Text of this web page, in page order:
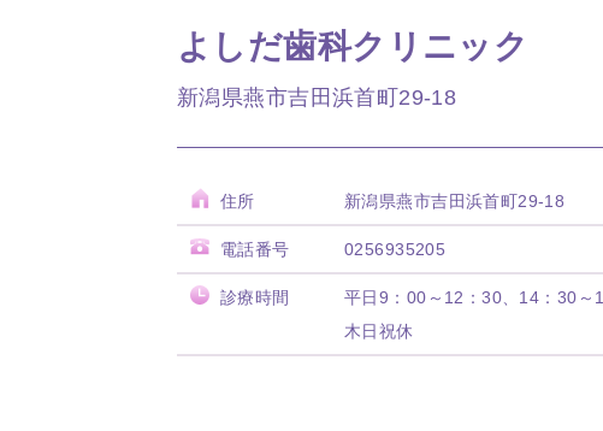
よしだ歯科クリニック
新潟県燕市吉田浜首町29-18
住所 新潟県燕市吉田浜首町29-18
電話番号 0256935205
診療時間
平日9：00～12：30、14：30～
木日祝休